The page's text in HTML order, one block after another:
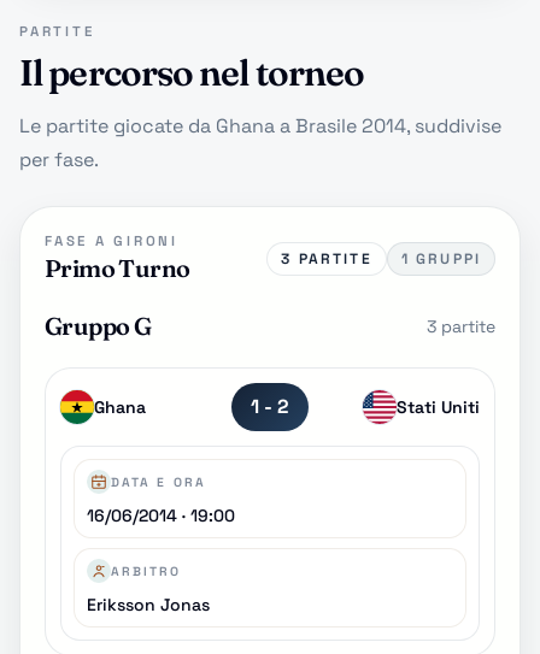
PARTITE
Il percorso nel torneo
Le partite giocate da Ghana a Brasile 2014, suddivise
per fase.
FASE A GIRONI
Primo Turno 3 PARTITE 1 GRUPPI
Gruppo G 3 partite
Ghana 1 - 2 Stati Uniti
DATA E ORA
16/06/2014 · 19:00
ARBITRO
Eriksson Jonas